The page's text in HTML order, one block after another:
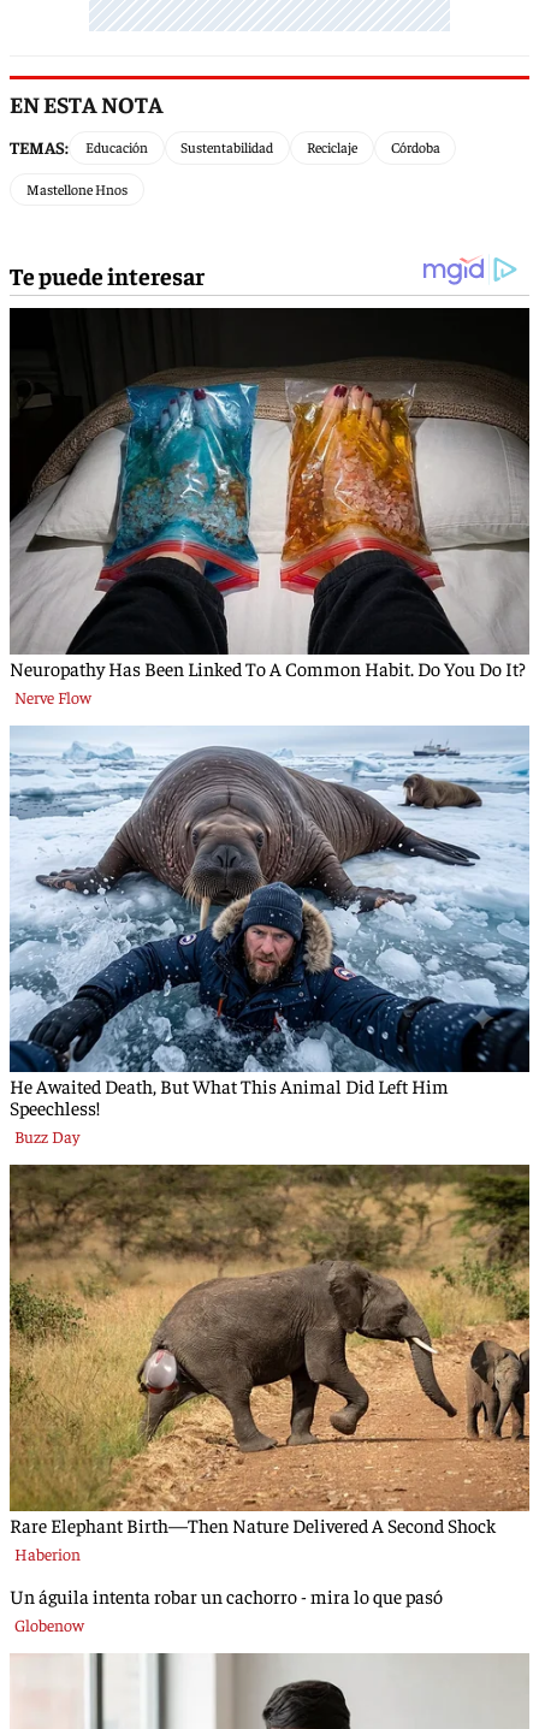
EN ESTA NOTA
TEMAS: Educación Sustentabilidad Reciclaje Córdoba
Mastellone Hnos